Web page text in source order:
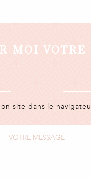
MOI VOTRE
site dans le